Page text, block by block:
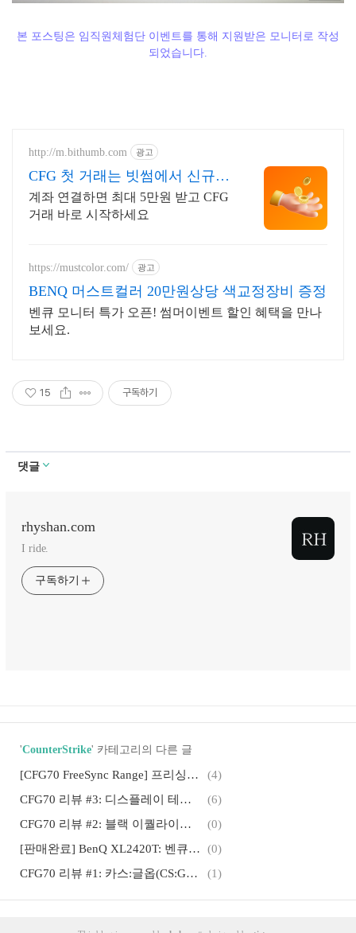
본 포스팅은 임직원체험단 이벤트를 통해 지원받은 모니터로 작성
되었습니다.
http://m.bithumb.com 광고
CFG 첫 거래는 빗썸에서 신규
가입 시 5만원 혜택
계좌 연결하면 최대 5만원 받고 CFG
거래 바로 시작하세요
https://mustcolor.com/ 광고
BENQ 머스트컬러 20만원상당 색교정장비 증정
벤큐 모니터 특가 오픈! 썸머이벤트 할인 혜택을 만나
보세요.
15 구독하기
댓글
rhyshan.com
I ride.
구독하기
'CounterStrike' 카테고리의 다른 글
[CFG70 FreeSync Range] 프리싱크 범위 정보(C24FG70)
(4)
CFG70 리뷰 #3: 디스플레이 테스트(Display Test)
(6)
CFG70 리뷰 #2: 블랙 이퀄라이저(Black Equalizer) 테스트
(0)
[판매완료] BenQ XL2420T: 벤큐 게이밍 모니터(120Hz, 2ms)
(0)
CFG70 리뷰 #1: 카스:글옵(CS:GO) 인게임 플레이
(1)
삼성 CFG70 개봉기, 삼성 퀀텀닷 게이밍 모니터: 144hz, 1ms (1)